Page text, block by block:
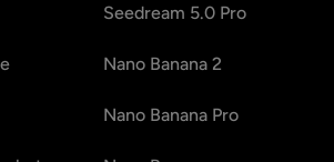
Seedream 5.0 Pro
Nano Banana 2
Nano Banana Pro